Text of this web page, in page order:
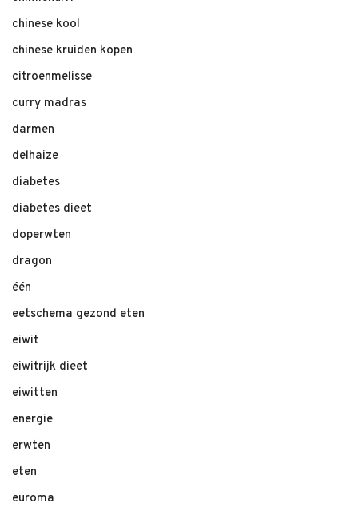
chinese kool
chinese kruiden kopen
citroenmelisse
curry madras
darmen
delhaize
diabetes
diabetes dieet
doperwten
dragon
één
eetschema gezond eten
eiwit
eiwitrijk dieet
eiwitten
energie
erwten
eten
euroma